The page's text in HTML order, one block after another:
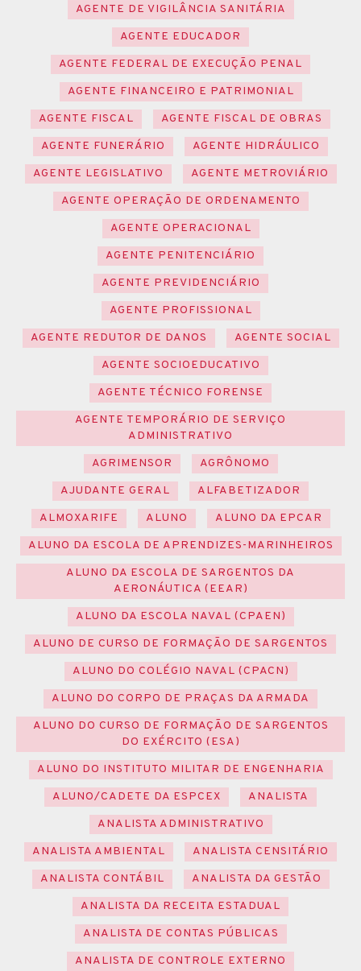
AGENTE DE VIGILÂNCIA SANITÁRIA
AGENTE EDUCADOR
AGENTE FEDERAL DE EXECUÇÃO PENAL
AGENTE FINANCEIRO E PATRIMONIAL
AGENTE FISCAL
AGENTE FISCAL DE OBRAS
AGENTE FUNERÁRIO
AGENTE HIDRÁULICO
AGENTE LEGISLATIVO
AGENTE METROVIÁRIO
AGENTE OPERAÇÃO DE ORDENAMENTO
AGENTE OPERACIONAL
AGENTE PENITENCIÁRIO
AGENTE PREVIDENCIÁRIO
AGENTE PROFISSIONAL
AGENTE REDUTOR DE DANOS
AGENTE SOCIAL
AGENTE SOCIOEDUCATIVO
AGENTE TÉCNICO FORENSE
AGENTE TEMPORÁRIO DE SERVIÇO
ADMINISTRATIVO
AGRIMENSOR
AGRÔNOMO
AJUDANTE GERAL
ALFABETIZADOR
ALMOXARIFE
ALUNO
ALUNO DA EPCAR
ALUNO DA ESCOLA DE APRENDIZES-MARINHEIROS
ALUNO DA ESCOLA DE SARGENTOS DA
AERONÁUTICA (EEAR)
ALUNO DA ESCOLA NAVAL (CPAEN)
ALUNO DE CURSO DE FORMAÇÃO DE SARGENTOS
ALUNO DO COLÉGIO NAVAL (CPACN)
ALUNO DO CORPO DE PRAÇAS DA ARMADA
ALUNO DO CURSO DE FORMAÇÃO DE SARGENTOS
DO EXÉRCITO (ESA)
ALUNO DO INSTITUTO MILITAR DE ENGENHARIA
ALUNO/CADETE DA ESPCEX
ANALISTA
ANALISTA ADMINISTRATIVO
ANALISTA AMBIENTAL
ANALISTA CENSITÁRIO
ANALISTA CONTÁBIL
ANALISTA DA GESTÃO
ANALISTA DA RECEITA ESTADUAL
ANALISTA DE CONTAS PÚBLICAS
ANALISTA DE CONTROLE EXTERNO